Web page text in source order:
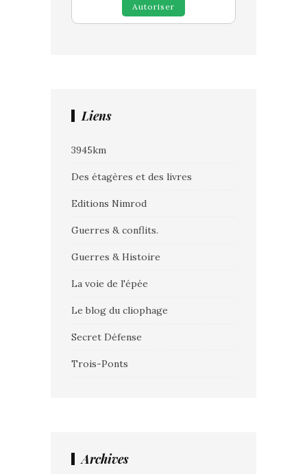
Autoriser
Liens
3945km
Des étagères et des livres
Editions Nimrod
Guerres & conflits.
Guerres & Histoire
La voie de l'épée
Le blog du cliophage
Secret Défense
Trois-Ponts
Archives